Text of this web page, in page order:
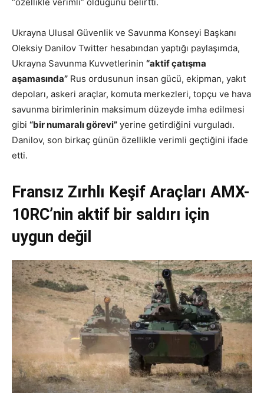
“özellikle verimli” olduğunu belirtti.
Ukrayna Ulusal Güvenlik ve Savunma Konseyi Başkanı
Oleksiy Danilov Twitter hesabından yaptığı paylaşımda,
Ukrayna Savunma Kuvvetlerinin “aktif çatışma
aşamasında” Rus ordusunun insan gücü, ekipman, yakıt
depoları, askeri araçlar, komuta merkezleri, topçu ve hava
savunma birimlerinin maksimum düzeyde imha edilmesi
gibi “bir numaralı görevi” yerine getirdiğini vurguladı.
Danilov, son birkaç günün özellikle verimli geçtiğini ifade
etti.
Fransız Zırhlı Keşif Araçları AMX-
10RC’nin aktif bir saldırı için
uygun değil